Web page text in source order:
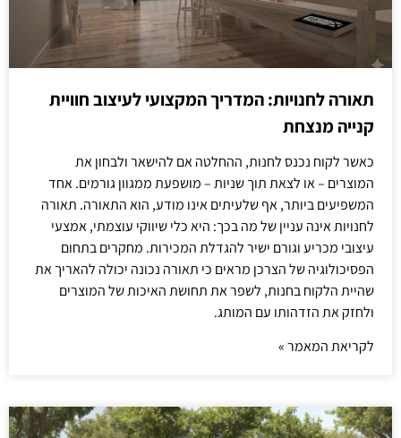
תאורה לחנויות: המדריך המקצועי לעיצוב חוויית
קנייה מנצחת
כאשר לקוח נכנס לחנות, ההחלטה אם להישאר ולבחון את
המוצרים – או לצאת תוך שניות – מושפעת ממגוון גורמים. אחד
המשפיעים ביותר, אף שלעיתים אינו מודע, הוא התאורה. תאורה
לחנויות אינה עניין של מה בכך: היא כלי שיווקי עוצמתי, אמצעי
עיצובי מכריע וגורם ישיר להגדלת המכירות. מחקרים בתחום
הפסיכולוגיה של הצרכן מראים כי תאורה נכונה יכולה להאריך את
שהיית הלקוח בחנות, לשפר את תחושת האיכות של המוצרים
ולחזק את הזדהותו עם המותג.
לקריאת המאמר »